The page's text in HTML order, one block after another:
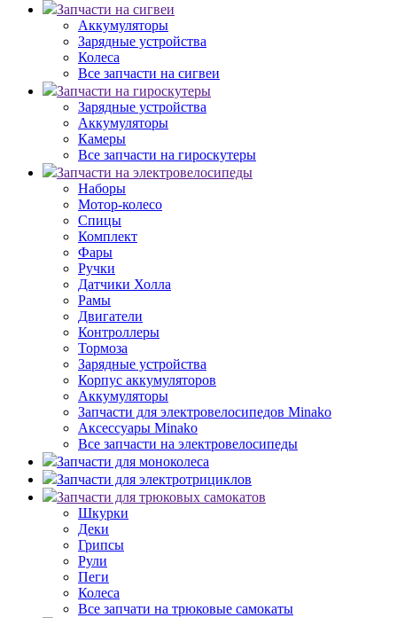
Запчасти на сигвеи
Аккумуляторы
Зарядные устройства
Колеса
Все запчасти на сигвеи
Запчасти на гироскутеры
Зарядные устройства
Аккумуляторы
Камеры
Все запчасти на гироскутеры
Запчасти на электровелосипеды
Наборы
Мотор-колесо
Спицы
Комплект
Фары
Ручки
Датчики Холла
Рамы
Двигатели
Контроллеры
Тормоза
Зарядные устройства
Корпус аккумуляторов
Аккумуляторы
Запчасти для электровелосипедов Minako
Аксессуары Minako
Все запчасти на электровелосипеды
Запчасти для моноколеса
Запчасти для электротрициклов
Запчасти для трюковых самокатов
Шкурки
Деки
Грипсы
Рули
Пеги
Колеса
Все запчати на трюковые самокаты